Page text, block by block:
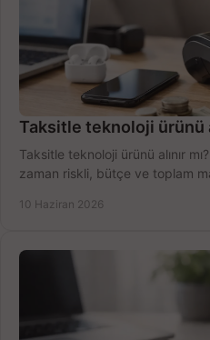
Taksitle teknoloji ürünü
Taksitle teknoloji ürünü alınır
zaman riskli, bütçe ve toplam
10 Haziran 2026